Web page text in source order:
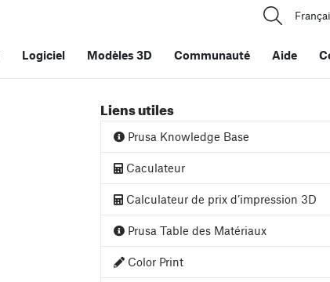
Logiciel Modèles 3D Communauté Aide
Liens utiles
Prusa Knowledge Base
Caculateur
Calculateur de prix d’impression 3D
Prusa Table des Matériaux
Color Print